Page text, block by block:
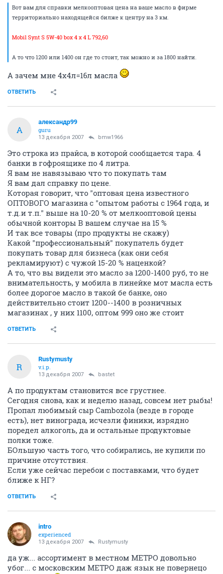
Вот вам для справки мелкооптовая цена на ваше масло в фирме
территориально находящейся билже к центру на 3 км.
Mobil Synt S 5W-40 box 4 x 4 L 792,60
А то что 1200 или 1400 он где то стоит, так можно и за 1800 найти.
А зачем мне 4х4л=16л масла
ОТВЕТИТЬ
А
александр99
guru
13 декабря 2007 bmw1966
Это строка из прайса, в которой сообщается тара. 4
банки в гофроящике по 4 литра.
Я вам не навязываю что то покупать там
Я вам дал справку по цене.
Которая говорит, что "оптовая цена известного
ОПТОВОГО магазина с "опытом работы с 1964 года, и
т.д.и т.п." выше на 10-20 % от мелкооптовой цены
обычной конторы В вашем случае на 15 %
И так все товары (про продукты не скажу)
Какой "профессиональный" покупатель будет
покупать товар для бизнеса (как они себя
рекламируют) с чужой 15-20 % наценкой?
А то, что вы видели это масло за 1200-1400 руб, то не
внимательность, у мобила в линейке мот масла есть
более дорогое масло в такой бе банке, оно
действительно стоит 1200--1400 в розничных
магазинах , у них 1100, оптом 999 оно же стоит
ОТВЕТИТЬ
R
Rustymusty
v.i.p.
13 декабря 2007 bastet
А по продуктам становится все грустнее.
Сегодня снова, как и неделю назад, совсем нет рыбы!
Пропал любимый сыр Cambozola (везде в городе
есть), нет винограда, исчезли финики, изрядно
поредел алкоголь, да и остальные продуктовые
полки тоже.
БОльшую часть того, что собирались, не купили по
причине отсутствия.
Если уже сейчас перебои с поставками, что будет
ближе к НГ?
ОТВЕТИТЬ
intro
experienced
13 декабря 2007 Rustymusty
да уж... ассортимент в местном МЕТРО довольно
убог... с московским МЕТРО даж язык не повернецо